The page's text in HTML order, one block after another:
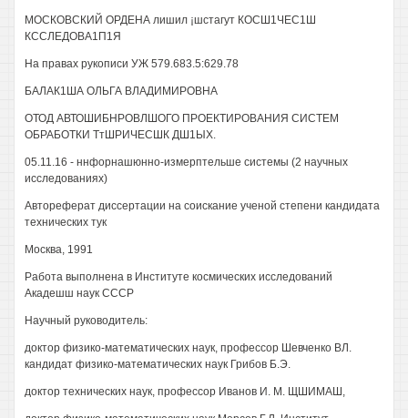
МОСКОВСКИЙ ОРДЕНА лишил ¡шстагут КОСШ1ЧЕС1Ш
КССЛЕДОВА1П1Я
На правах рукописи УЖ 579.683.5:629.78
БАЛАК1ША ОЛЬГА ВЛАДИМИРОВНА
ОТОД АВТОШИБНРОВЛШОГО ПРОЕКТИРОВАНИЯ СИСТЕМ
ОБРАБОТКИ ТтШРИЧЕСШК ДШ1ЫХ.
05.11.16 - ннфорнашюнно-измерптельше системы (2 научных
исследованиях)
Автореферат диссертации на соискание ученой степени кандидата
технических тук
Москва, 1991
Работа выполнена в Институте космических исследований
Акадешш наук СССР
Научный руководитель:
доктор физико-математических наук, профессор Шевченко ВЛ.
кандидат физико-математических наук Грибов Б.Э.
доктор технических наук, профессор Иванов И. М. ЩШИМАШ,